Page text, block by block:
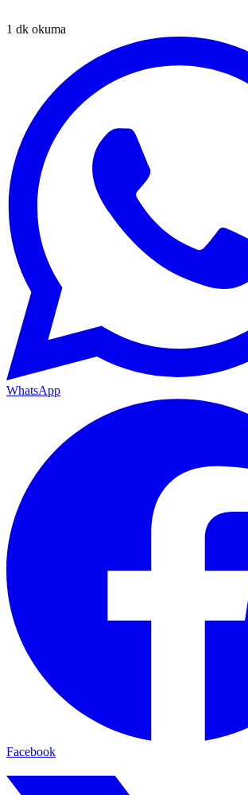
1 dk okuma
WhatsApp
Facebook